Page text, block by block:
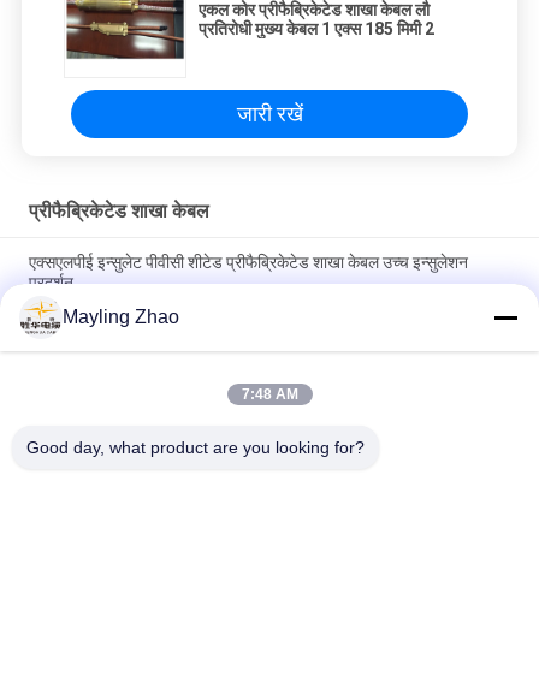
एकल कोर प्रीफैब्रिकेटेड शाखा केबल लौ
प्रतिरोधी मुख्य केबल 1 एक्स 185 मिमी 2
जारी रखें
प्रीफैब्रिकेटेड शाखा केबल
एक्सएलपीई इन्सुलेट पीवीसी शीटेड प्रीफैब्रिकेटेड शाखा केबल उच्च इन्सुलेशन
प्रदर्शन
अलग-अलग इन्सुलेशन सामग्री के साथ कनेक्टर फ़िनिश पूर्वनिर्मित शाखा केबल बदलता
रहता है
प्रीफैब्रिकेटेड ब्रांच केबल 600V - 1000V तापमान रेटिंग अलग-अलग होती है,
Mayling Zhao
7:48 AM
Good day, what product are you looking for?